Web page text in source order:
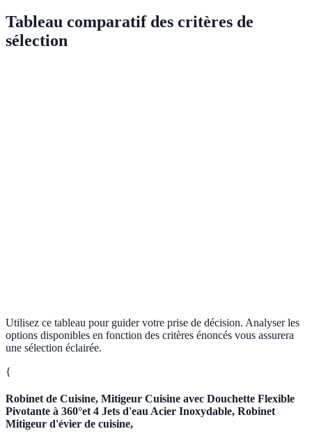
Tableau comparatif des critères de
sélection
Utilisez ce tableau pour guider votre prise de décision. Analyser les
options disponibles en fonction des critères énoncés vous assurera
une sélection éclairée.
{
Robinet de Cuisine, Mitigeur Cuisine avec Douchette Flexible
Pivotante à 360°et 4 Jets d'eau Acier Inoxydable, Robinet
Mitigeur d'évier de cuisine,